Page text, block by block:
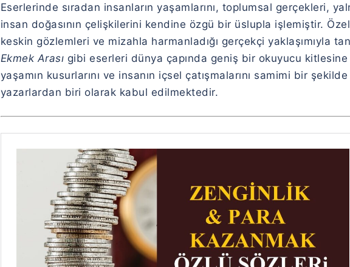
Eserlerinde sıradan insanların yaşamlarını, toplumsal gerçekleri,
insan doğasının çelişkilerini kendine özgü bir üslupla işlemiştir.
keskin gözlemleri ve mizahla harmanladığı gerçekçi yaklaşımıyla
Ekmek Arası gibi eserleri dünya çapında geniş bir okuyucu kitlesine
yaşamın kusurlarını ve insanın içsel çatışmalarını samimi bir
yazarlardan biri olarak kabul edilmektedir.